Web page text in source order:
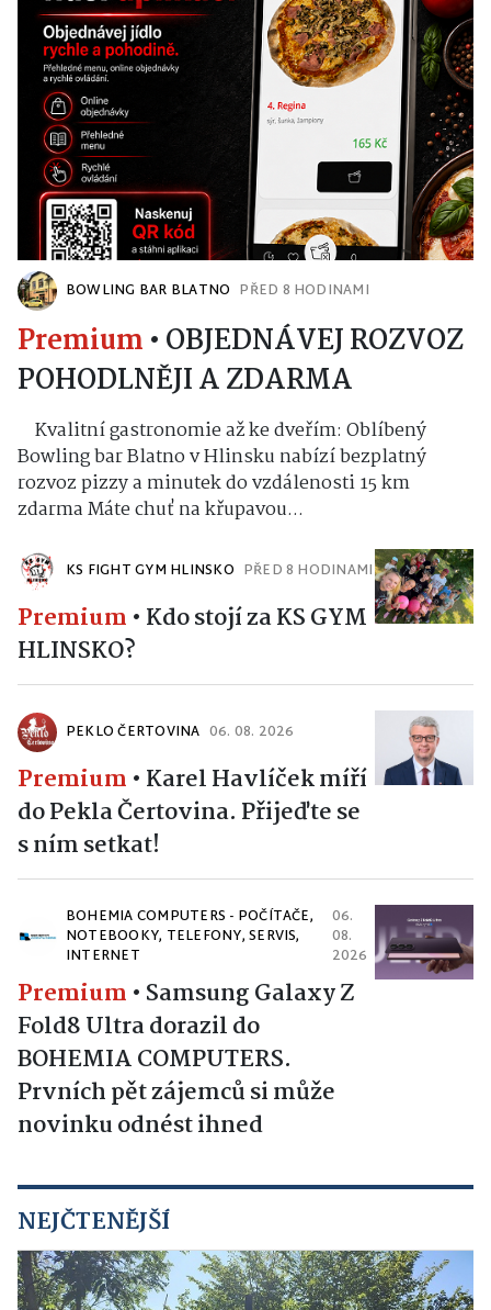
BOWLING BAR BLATNO PŘED 8 HODINAMI
Premium • OBJEDNÁVEJ ROZVOZ
POHODLNĚJI A ZDARMA
Kvalitní gastronomie až ke dveřím: Oblíbený
Bowling bar Blatno v Hlinsku nabízí bezplatný
rozvoz pizzy a minutek do vzdálenosti 15 km
zdarma Máte chuť na křupavou...
KS FIGHT GYM HLINSKO PŘED 8 HODINAMI
Premium • Kdo stojí za KS GYM
HLINSKO?
PEKLO ČERTOVINA 06. 08. 2026
Premium • Karel Havlíček míří
do Pekla Čertovina. Přijeďte se
s ním setkat!
BOHEMIA COMPUTERS - POČÍTAČE,
NOTEBOOKY, TELEFONY, SERVIS,
INTERNET
06.
08.
2026
Premium • Samsung Galaxy Z
Fold8 Ultra dorazil do
BOHEMIA COMPUTERS.
Prvních pět zájemců si může
novinku odnést ihned
NEJČTENĚJŠÍ